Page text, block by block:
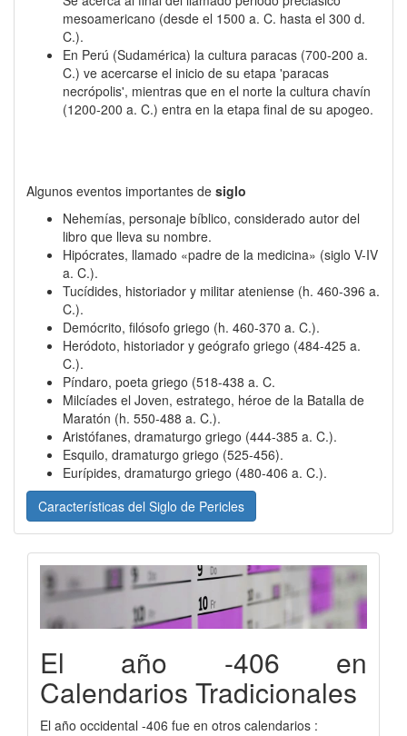
mesoamericano (desde el 1500 a. C. hasta el 300 d.
C.).
En Perú (Sudamérica) la cultura paracas (700-200 a.
C.) ve acercarse el inicio de su etapa 'paracas
necrópolis', mientras que en el norte la cultura chavín
(1200-200 a. C.) entra en la etapa final de su apogeo.
Algunos eventos importantes de siglo
Nehemías, personaje bíblico, considerado autor del
libro que lleva su nombre.
Hipócrates, llamado «padre de la medicina» (siglo V-IV
a. C.).
Tucídides, historiador y militar ateniense (h. 460-396 a.
C.).
Demócrito, filósofo griego (h. 460-370 a. C.).
Heródoto, historiador y geógrafo griego (484-425 a.
C.).
Píndaro, poeta griego (518-438 a. C.
Milcíades el Joven, estratego, héroe de la Batalla de
Maratón (h. 550-488 a. C.).
Aristófanes, dramaturgo griego (444-385 a. C.).
Esquilo, dramaturgo griego (525-456).
Eurípides, dramaturgo griego (480-406 a. C.).
Características del Siglo de Pericles
El año -406 en
Calendarios Tradicionales
El año occidental -406 fue en otros calendarios :